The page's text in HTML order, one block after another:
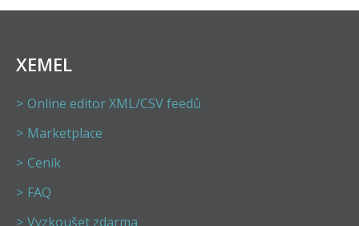
XEMEL
Online editor XML/CSV feedů
Marketplace
Ceník
FAQ
Vyzkoušet zdarma